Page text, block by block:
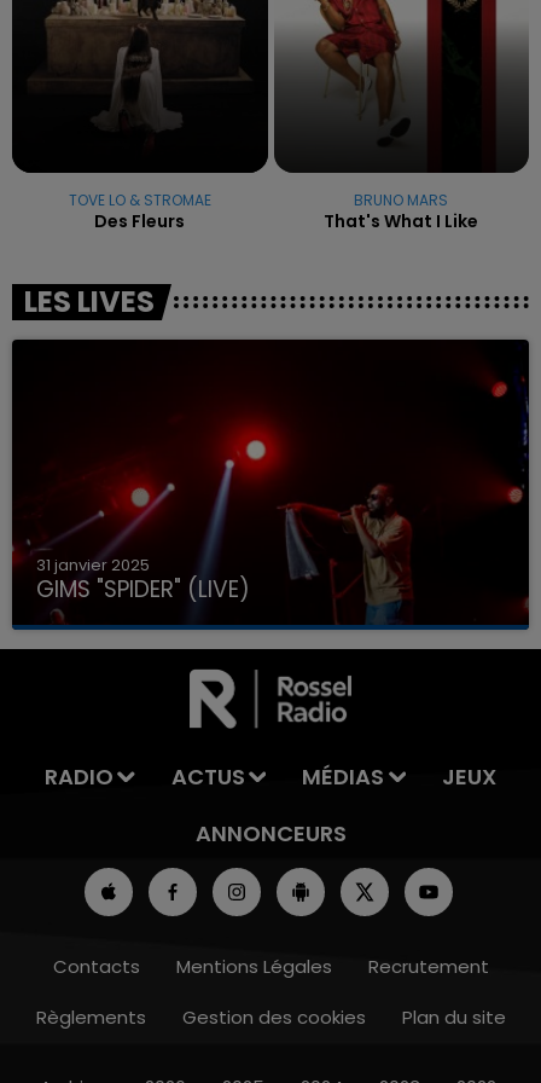
TOVE LO & STROMAE
Des Fleurs
BRUNO MARS
That's What I Like
LES LIVES
31 janvier 2025
GIMS "SPIDER" (LIVE)
RADIO ACTUS MÉDIAS
JEUX
ANNONCEURS
Contacts Mentions Légales
Recrutement
Règlements
Gestion des cookies Plan du site